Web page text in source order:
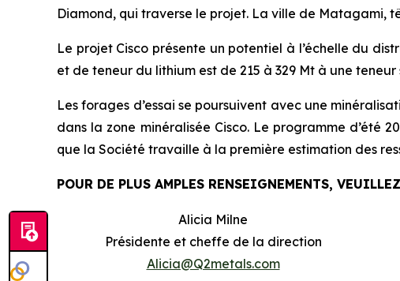
Diamond, qui traverse le projet. La ville de Matagami,
Le projet Cisco présente un potentiel à l’échelle du
et de teneur du lithium est de 215 à 329 Mt à une teneur
Les forages d’essai se poursuivent avec une
dans la zone minéralisée Cisco. Le programme d’été
que la Société travaille à la première estimation des
POUR DE PLUS AMPLES RENSEIGNEMENTS,
Alicia Milne
Présidente et cheffe de la direction
Alicia@Q2metals.com